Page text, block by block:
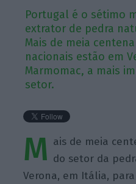
Portugal é o sétimo
extrator de pedra
Mais de meia
nacionais estão em
Marmomac, a mais
setor.
M ais de meia
do setor da
Verona, em Itália,